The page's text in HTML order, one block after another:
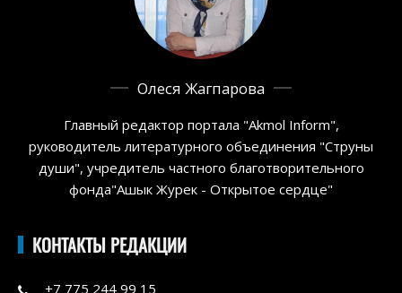
Олеся Жагпарова
Главный редактор портала "Akmol Inform",
руководитель литературного объединения "Струны
души", учредитель частного благотворительного
фонда"Ашык Журек - Открытое сердце"
КОНТАКТЫ РЕДАКЦИИ
+7 775 244 99 15